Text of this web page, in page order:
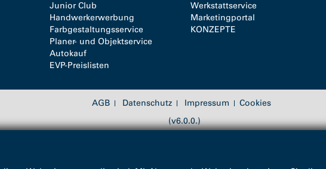
Junior Club
Handwerkerwerbung
Farbgestaltungsservice
Planer- und Objektservice
Autokauf
EVP-Preislisten
Werkstattservice
Marketingportal
KONZEPTE
AGB Datenschutz Impressum
Cookies
(v6.0.0.)